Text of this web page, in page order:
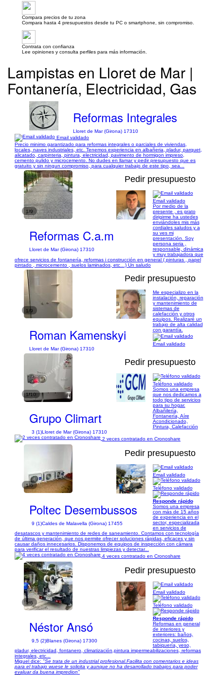
Compara precios de tu zona
Compara hasta 4 presupuestos desde tu PC o smartphone, sin compromiso.
Contrata con confianza
Lee opiniones y consulta perfiles para más información.
Lampistas en Lloret de Mar |
Fontanería, Electricidad, Gas
Reformas Integrales
Lloret de Mar (Girona) 17310
Email validado
Precio minimo garantizado para reformas integrales o parciales de viviendas,
locales, naves industriales, etc. Tenemos experiencia en albañeria, pladur, parquet,
alicatado, carpinteria, pintura, electricidad, pavimento de hormigon impreso,
cemento pulido y microcemento. No dudes en llamar y pedir presupuesto que es
gratuito y sin ningun compromiso, para cualquier trabajo de este tipo, sea...
1/9
Pedir presupuesto
Reformas C.a.m
Lloret de Mar (Girona) 17310
Email validado
Por medio de la
presente , es grato
dirigirme ha ustedes
enviándoles mis más
cordiales saludos y a
su ves mi
presentación. Soy
persona seria ,
responsable, dinámica
y muy trabajadora que
ofrece servicios de fontanería, reformas i construcción en general ( pinturas , papel
pintado , microcemento , suelos laminados, etc…) Un saludo
1/9
Pedir presupuesto
Roman Kamenskyi
Lloret de Mar (Girona) 17310
Me especializo en la
instalación, reparación
y mantenimiento de
sistemas de
calefacción y otros
equipos. Realizaré un
trabajo de alta calidad
con garantía.
1/10
Pedir presupuesto
Grupo Climart
3 (1)Lloret de Mar (Girona) 17310
Email validado
Teléfono validado
Somos una empresa
que nos dedicamos a
todo tipo de servicios
para su hogar.
Albañilería,
Fontanería, Aíre
Acondicionado,
Pintura, Calefacción
2 veces contratado en Cronoshare
1/6
Pedir presupuesto
Poltec Desembussos
9 (1)Caldes de Malavella (Girona) 17455
Email validado
Teléfono validado
Responde rápido
Somos una empresa
con más de 15 años
de experiencia en el
sector, especializada
en servicios de
desatascos y mantenimiento de redes de saneamiento. Contamos con tecnología
de última generación, que nos permite ofrecer soluciones rápidas, eficaces y sin
causar daños innecesarios. Disponemos de equipos de inspección con cámara
para verificar el resultado de nuestras limpiezas y detectar...
4 veces contratado en Cronoshare
1/6
Pedir presupuesto
Néstor Ansó
9,5 (2)Blanes (Girona) 17300
Email validado
Teléfono validado
Responde rápido
Reformas en general
de interiores y
exteriores: baños,
cocinas, suelos,
tabiquería, yeso,
pladur, electricidad, fontanero, climatización,pintura impermeabilizaciones, reformas
integrales, etc...
Miguel dice: "Se trata de un industrial profesional.Facilita con comentarios e ideas
para el trabajo wuese le solicita y aunque no ha desarrollado trabajos para poder
evaluar da buena impredion"